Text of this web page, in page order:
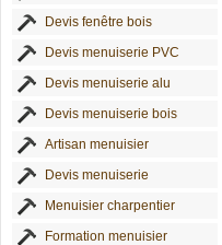
Devis fenêtre bois
Devis menuiserie PVC
Devis menuiserie alu
Devis menuiserie bois
Artisan menuisier
Devis menuiserie
Menuisier charpentier
Formation menuisier